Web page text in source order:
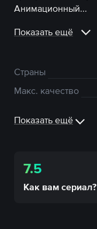
Анимационный...
Показать ещё
Страны
Макс. качество
Показать ещё
7.5
Как вам сериал?